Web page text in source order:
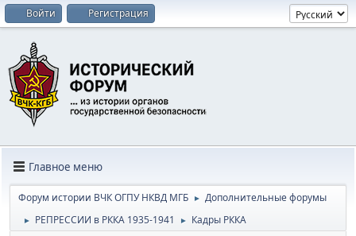
Войти Регистрация
Главное меню
Форум истории ВЧК ОГПУ НКВД МГБ ► Дополнительные форумы
► РЕПРЕССИИ в РККА 1935-1941 ► Кадры РККА